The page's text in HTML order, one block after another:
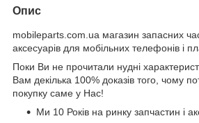
Опис
mobileparts.com.ua магазин запасних
аксесуарів для мобільних телефонів і
Поки Ви не прочитали нудні
Вам декілька 100% доказів того, чому
покупку саме у Нас!
Ми 10 Років на ринку запчастин і